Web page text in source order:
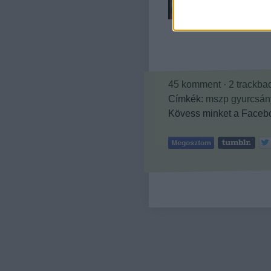
45 komment · 2
Címkék: mszp
Kövess minket a